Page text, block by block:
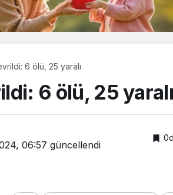
6 ölü, 25 yaralı
6 ölü, 25 yaralı
06:57 güncellendi